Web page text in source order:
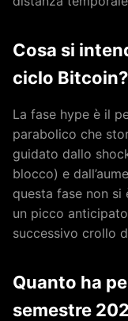
Cosa si
ciclo Bitcoin?
La fase hype è il
parabolico che
guidato dallo
blocco) e
questa fase non
un picco
successivo crollo
Quanto ha
semestre